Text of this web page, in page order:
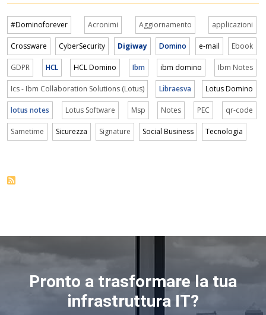
#Dominoforever Acronimi Aggiornamento applicazioni
Crossware CyberSecurity Digiway Domino e-mail Ebook
GDPR HCL HCL Domino Ibm ibm domino Ibm Notes
Ics - Ibm Collaboration Solutions (Lotus) Libraesva Lotus Domino
lotus notes Lotus Software Msp Notes PEC qr-code
Sametime Sicurezza Signature Social Business Tecnologia
Pronto a trasformare la tua
infrastruttura IT?